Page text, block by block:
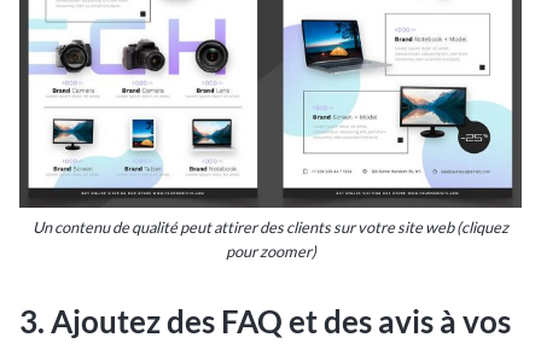
Un contenu de qualité peut attirer des clients sur votre site web (cliquez
pour zoomer)
3. Ajoutez des FAQ et des avis à vos